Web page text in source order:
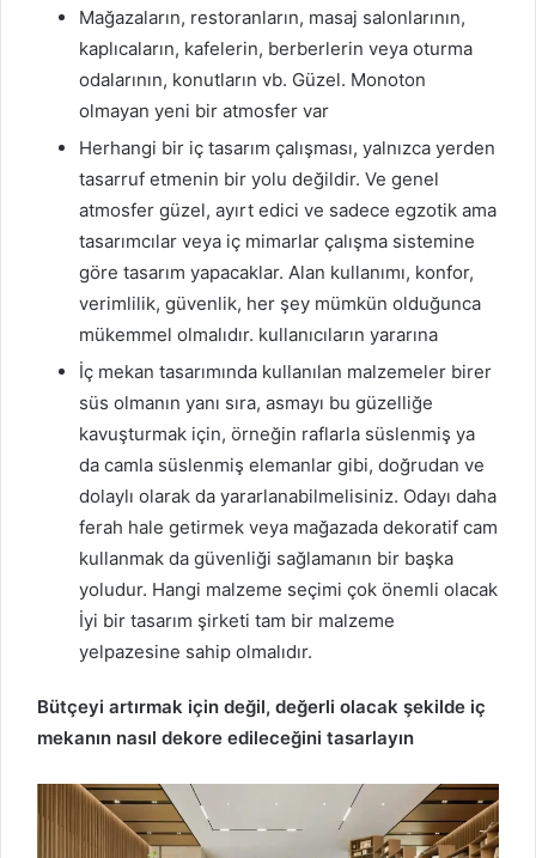
Mağazaların, restoranların, masaj salonlarının,
kaplıcaların, kafelerin, berberlerin veya oturma
odalarının, konutların vb. Güzel. Monoton
olmayan yeni bir atmosfer var
Herhangi bir iç tasarım çalışması, yalnızca yerden
tasarruf etmenin bir yolu değildir. Ve genel
atmosfer güzel, ayırt edici ve sadece egzotik ama
tasarımcılar veya iç mimarlar çalışma sistemine
göre tasarım yapacaklar. Alan kullanımı, konfor,
verimlilik, güvenlik, her şey mümkün olduğunca
mükemmel olmalıdır. kullanıcıların yararına
İç mekan tasarımında kullanılan malzemeler birer
süs olmanın yanı sıra, asmayı bu güzelliğe
kavuşturmak için, örneğin raflarla süslenmiş ya
da camla süslenmiş elemanlar gibi, doğrudan ve
dolaylı olarak da yararlanabilmelisiniz. Odayı daha
ferah hale getirmek veya mağazada dekoratif cam
kullanmak da güvenliği sağlamanın bir başka
yoludur. Hangi malzeme seçimi çok önemli olacak
İyi bir tasarım şirketi tam bir malzeme
yelpazesine sahip olmalıdır.
Bütçeyi artırmak için değil, değerli olacak şekilde iç
mekanın nasıl dekore edileceğini tasarlayın